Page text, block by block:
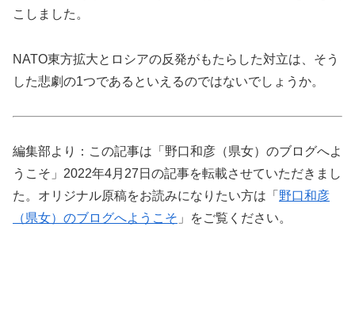
こしました。
NATO東方拡大とロシアの反発がもたらした対立は、そう
した悲劇の1つであるといえるのではないでしょうか。
編集部より：この記事は「野口和彦（県女）のブログへよ
うこそ」2022年4月27日の記事を転載させていただきまし
た。オリジナル原稿をお読みになりたい方は「 野口和彦
（県女）のブログへようこそ 」をご覧ください。